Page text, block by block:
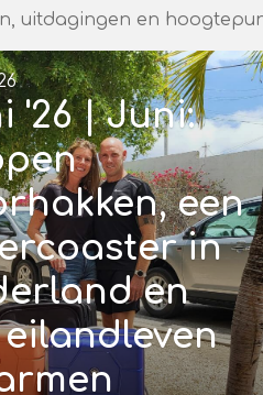
uitdagingen en
'26 | Juni:
een
in
en